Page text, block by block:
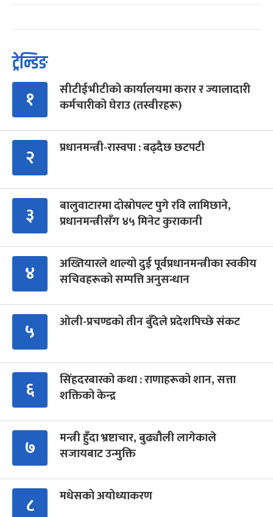
ट्रेन्डिङ
१
सीटीईभीटीको कार्यालयमा करार र ज्यालादारी
कर्मचारीको घेराउ (तस्वीरहरू)
२ प्रधानमन्त्री-रास्वपा : बढ्दैछ छटपटी
३
बालुवाटारमा दोस्रोपल्ट पुगे रवि लामिछाने,
प्रधानमन्त्रीसँग ४५ मिनेट कुराकानी
४
अख्तियारले थाल्यो दुई पूर्वप्रधानमन्त्रीका स्वकीय
सचिवहरूको सम्पत्ति अनुसन्धान
५ ओली-प्रचण्डको तीन बुँदेले प्रदेशपिच्छे संकट
६
सिंहदरबारको कथा : राणाहरूको शान, सत्ता
शक्तिको केन्द्र
७
मन्त्री हुँदा भ्रष्टाचार, बुढ्यौली लागेकाले
सजायबाट उन्मुक्ति
८ मधेसको अयोध्याकरण